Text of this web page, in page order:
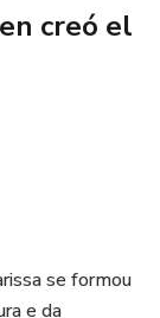
creó el
se formou
e da